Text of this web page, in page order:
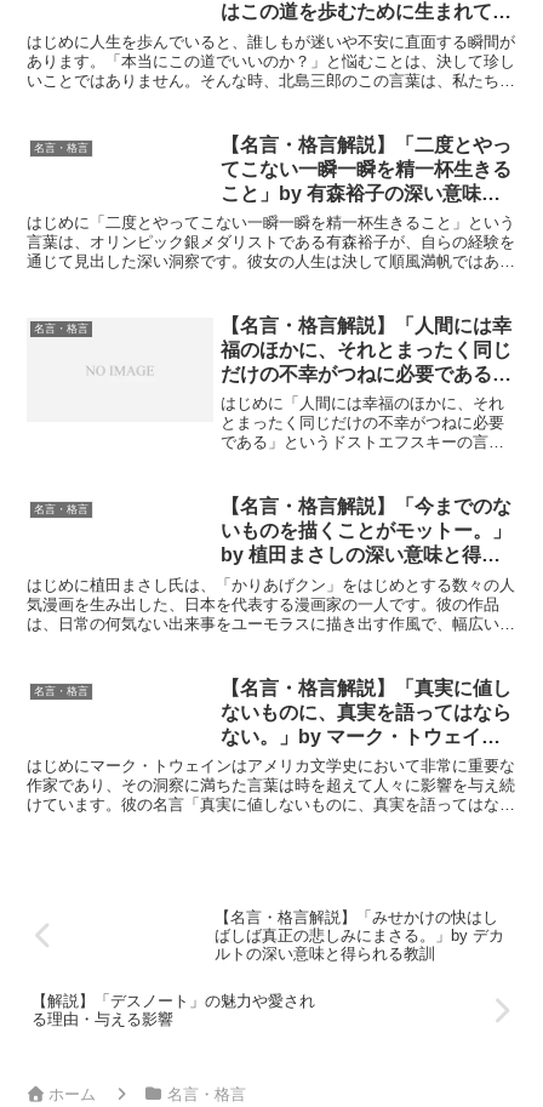
はこの道を歩むために生まれてき
たんだろ？』と心に問いかけれ
ば、自然に足は明日に向いてしま
うんです。」by 北島三郎の深い
はじめに人生を歩んでいると、誰しもが迷いや不安に直面する瞬間が
あります。「本当にこの道でいいのか？」と悩むことは、決して珍し
いことではありません。そんな時、北島三郎のこの言葉は、私たちの
名言・格言
【名言・格言解説】「二度とやっ
てこない一瞬一瞬を精一杯生きる
こと」by 有森裕子の深い意味と
得られる教訓
はじめに「二度とやってこない一瞬一瞬を精一杯生きること」という
言葉は、オリンピック銀メダリストである有森裕子が、自らの経験を
通じて見出した深い洞察です。彼女の人生は決して順風満帆ではあり
名言・格言
【名言・格言解説】「人間には幸
福のほかに、それとまったく同じ
だけの不幸がつねに必要である」
by ドストエフスキーの深い意味
と得られる教訓
はじめに「人間には幸福のほかに、それ
とまったく同じだけの不幸がつねに必要
である」というドストエフスキーの言葉
迫る洞察が多く含まれており、この名言
もその一つです。幸福と不幸...
名言・格言
【名言・格言解説】「今までのな
いものを描くことがモットー。」
by 植田まさしの深い意味と得ら
れる教訓
はじめに植田まさし氏は、「かりあげクン」をはじめとする数々の人
気漫画を生み出した、日本を代表する漫画家の一人です。彼の作品
は、日常の何気ない出来事をユーモラスに描き出す作風で、幅広い世
名言・格言
【名言・格言解説】「真実に値し
ないものに、真実を語ってはなら
ない。」by マーク・トウェイン
の深い意味と得られる教訓
はじめにマーク・トウェインはアメリカ文学史において非常に重要な
作家であり、その洞察に満ちた言葉は時を超えて人々に影響を与え続
けています。彼の名言「真実に値しないものに、真実を語ってはなら
【名言・格言解説】「みせかけの快はし
ばしば真正の悲しみにまさる。」by デカ
ルトの深い意味と得られる教訓
【解説】「デスノート」の魅力や愛され
る理由・与える影響
ホーム 名言・格言